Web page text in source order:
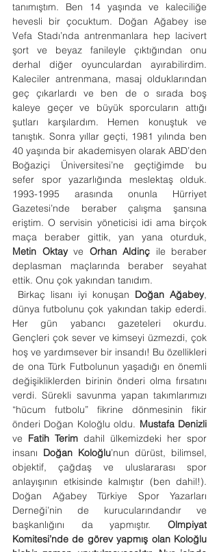
tanımıştım. Ben 14 yaşında ve kaleciliğe
hevesli bir çocuktum. Doğan Ağabey ise
Vefa Stadı’nda antrenmanlara hep lacivert
şort ve beyaz fanileyle çıktığından onu
derhal diğer oyunculardan ayırabilirdim.
Kaleciler antrenmana, masaj olduklarından
geç çıkarlardı ve ben de o sırada boş
kaleye geçer ve büyük sporcuların attığı
şutları karşılardım. Hemen konuştuk ve
tanıştık. Sonra yıllar geçti, 1981 yılında ben
40 yaşında bir akademisyen olarak ABD’den
Boğaziçi Üniversitesi’ne geçtiğimde bu
sefer spor yazarlığında meslektaş olduk.
1993-1995 arasında onunla Hürriyet
Gazetesi’nde beraber çalışma şansına
eriştim. O servisin yöneticisi idi ama birçok
maça beraber gittik, yan yana oturduk,
Metin Oktay ve Orhan Aldinç ile beraber
deplasman maçlarında beraber seyahat
ettik. Onu çok yakından tanıdım.
Birkaç lisanı iyi konuşan Doğan Ağabey,
dünya futbolunu çok yakından takip ederdi.
Her gün yabancı gazeteleri okurdu.
Gençleri çok sever ve kimseyi üzmezdi, çok
hoş ve yardımsever bir insandı! Bu özellikleri
de ona Türk Futbolunun yaşadığı en önemli
değişikliklerden birinin önderi olma fırsatını
verdi. Sürekli savunma yapan takımlarımızı
“hücum futbolu” fikrine dönmesinin fikir
önderi Doğan Koloğlu oldu.
ve Fatih Terim dahil ülkemizdeki her spor
insanı Doğan Koloğlu’nun dürüst, bilimsel,
objektif, çağdaş ve uluslararası spor
anlayışının etkisinde kalmıştır (ben dahil!).
Doğan Ağabey Türkiye Spor Yazarları
Derneği’nin de kurucularındandır ve
başkanlığını da yapmıştır. Olmpiyat
Komitesi’nde de görev yapmış olan Koloğlu